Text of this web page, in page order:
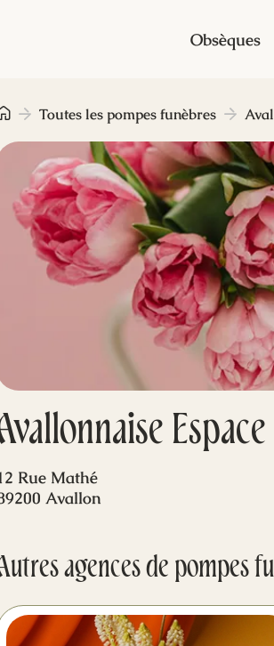
Obsèques
Toutes les pompes funèbres
Rue Mathé
Avallon
agences de pompes